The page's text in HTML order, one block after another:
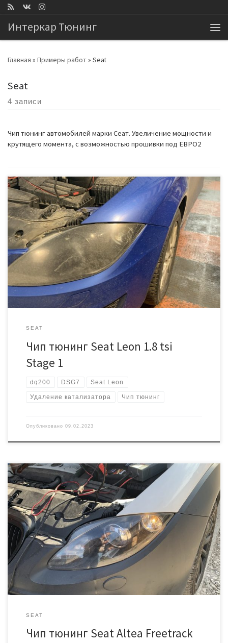
Интеркар Тюнинг
Главная » Примеры работ» Seat
Seat
4 записи
Чип тюнинг автомобилей марки Сеат. Увеличение мощности и
крутящего момента, с возможностью прошивки под ЕВРО2
Вы ещё видели не прошитые Сеаты? Да они существуют!) Но мы
это исправили. 2012 год, 1,8 мотор, коробка dq200 DSG7. По
техническому состоянию всё в порядке, только есть ошибка
P0420, так как удален катализатор. Нужно сделать увеличение
мощности и нормы выхлопа под «e2». Сложность в том что это
DSG7, увеличивать […]
SEAT
Чип тюнинг Seat Leon 1.8 tsi
Stage 1
dq200 DSG7 Seat Leon
Удаление катализатора Чип тюнинг
Опубликовано 09.02.2023
Автомобиль в очень удачной конфигурации, которой
позавидуют многие ВАГоводы на переднем приводе. Уговаривали
на Stage 2, но начнём пока со Stage 1 и прошивки коробки
передач DQ250. ЭБУ Bosch Med17.5 Номер: 1P0907115AD Версия ПО:
0030 Подготовка прошивки занимает примерно 1 час времени. Чип
тюнинг выполняется, через диагностический разъем. Блок
вскрывать […]
SEAT
Чип тюнинг Seat Altea Freetrack